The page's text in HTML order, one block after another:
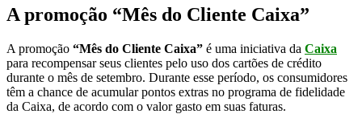
A promoção “Mês do Cliente Caixa”
A promoção “Mês do Cliente Caixa” é uma iniciativa da Caixa
para recompensar seus clientes pelo uso dos cartões de crédito
durante o mês de setembro. Durante esse período, os consumidores
têm a chance de acumular pontos extras no programa de fidelidade
da Caixa, de acordo com o valor gasto em suas faturas.